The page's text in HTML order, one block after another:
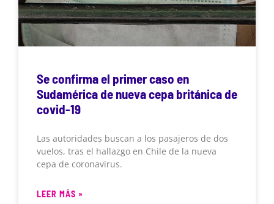
Se confirma el primer caso en
Sudamérica de nueva cepa británica de
covid-19
Las autoridades buscan a los pasajeros de dos
vuelos, tras el hallazgo en Chile de la nueva
cepa de coronavirus.
LEER MÁS »